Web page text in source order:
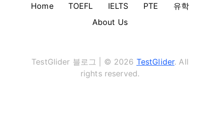
Home
TOEFL IELTS PTE
유학
About Us
TestGlider 블로그 | © 2026 TestGlider. All
rights reserved.